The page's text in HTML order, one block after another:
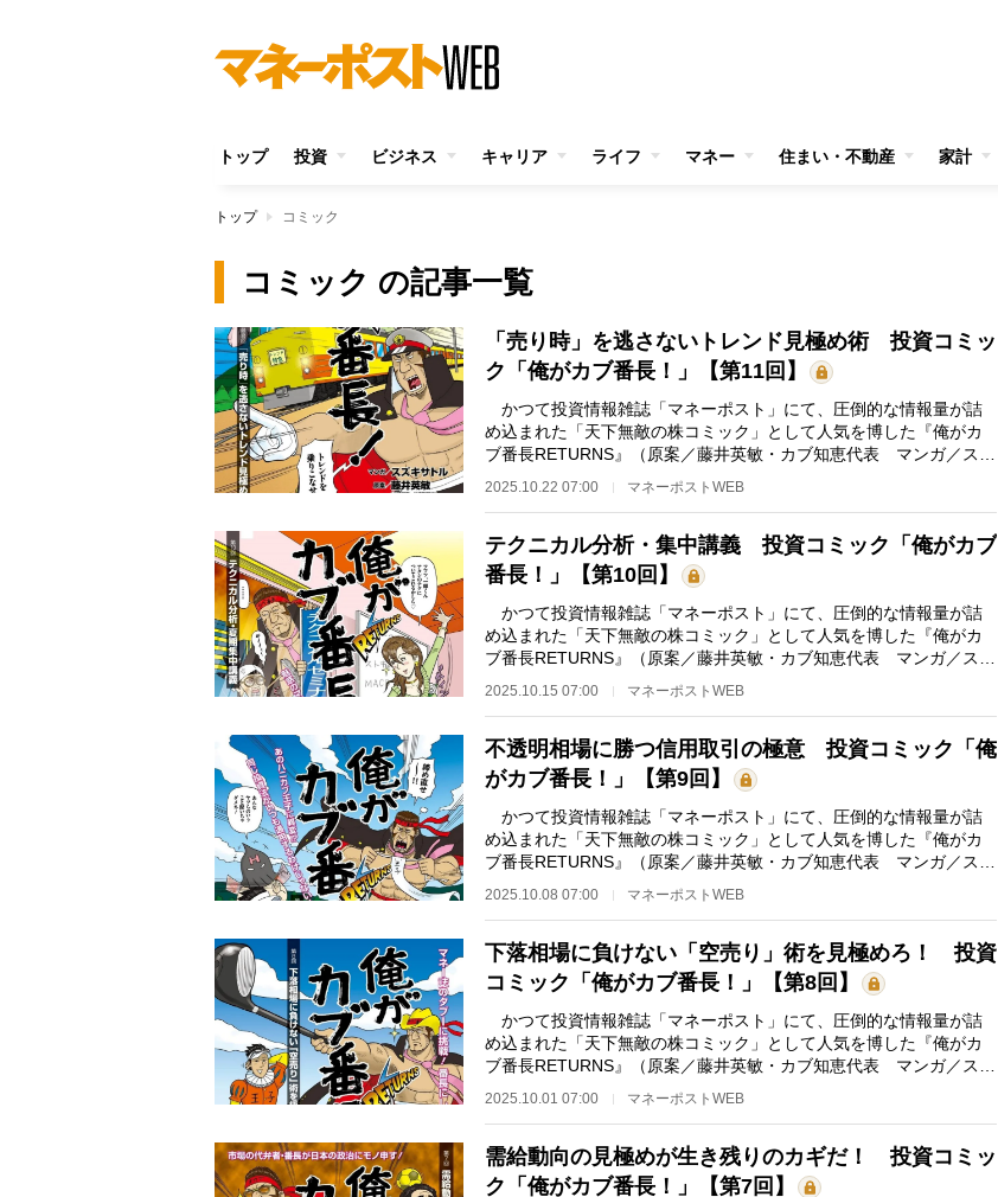
トップ 投資 ビジネス キャリア ライフ マネー 住まい・不動産 家計
トップ コミック
コミック の記事一覧
「売り時」を逃さないトレンド見極め術 投資コミッ
ク「俺がカブ番長！」【第11回】
かつて投資情報雑誌「マネーポスト」にて、圧倒的な情報量が詰
め込まれた「天下無敵の株コミック」として人気を博した『俺がカ
ブ番長RETURNS』（原案／藤井英敏・カブ知恵代表 マンガ／スズ
2025.10.22 07:00 マネーポストWEB
テクニカル分析・集中講義 投資コミック「俺がカブ
番長！」【第10回】
かつて投資情報雑誌「マネーポスト」にて、圧倒的な情報量が詰
め込まれた「天下無敵の株コミック」として人気を博した『俺がカ
ブ番長RETURNS』（原案／藤井英敏・カブ知恵代表 マンガ／スズ
2025.10.15 07:00 マネーポストWEB
不透明相場に勝つ信用取引の極意 投資コミック「俺
がカブ番長！」【第9回】
かつて投資情報雑誌「マネーポスト」にて、圧倒的な情報量が詰
め込まれた「天下無敵の株コミック」として人気を博した『俺がカ
ブ番長RETURNS』（原案／藤井英敏・カブ知恵代表 マンガ／スズ
2025.10.08 07:00 マネーポストWEB
下落相場に負けない「空売り」術を見極めろ！ 投資
コミック「俺がカブ番長！」【第8回】
かつて投資情報雑誌「マネーポスト」にて、圧倒的な情報量が詰
め込まれた「天下無敵の株コミック」として人気を博した『俺がカ
ブ番長RETURNS』（原案／藤井英敏・カブ知恵代表 マンガ／スズ
2025.10.01 07:00 マネーポストWEB
需給動向の見極めが生き残りのカギだ！ 投資コミッ
ク「俺がカブ番長！」【第7回】